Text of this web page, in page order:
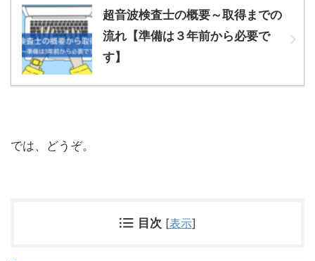
超音波検査士の概要～取得までの
流れ【準備は３年前から必要で
す】
では、どうぞ。
目次 [表示]